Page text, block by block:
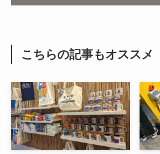
こちらの記事もオススメ